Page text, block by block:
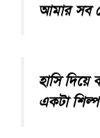
আমার সব
হাসি
একটা